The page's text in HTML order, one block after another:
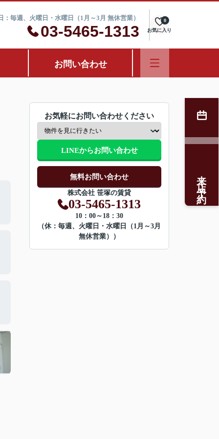
毎週、火曜日・水曜日（1月～3月 無休営業）
03-5465-1313 お気に入り
0
お問い合わせ
お気軽にお問い合わせください
LINEからお問い合わせ
無料お問い合わせ
株式会社 笹塚の賃貸
03-5465-1313
10：00～18：30
（休：毎週、火曜日・水曜日（1月～3月
無休営業））
来店予約